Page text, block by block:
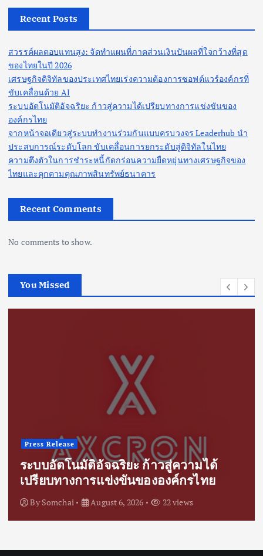
Recent Posts
สวรรค์ผลตอบแทนสูง: จัดทำแผนที่ภาคส่วนเงินปันผลที่ใจกว้างที่สุด
ของไทยในปี 2026
เศรษฐกิจดิจิทัลของประเทศไทยเร่งความต้องการซอฟต์แวร์องค์กรที่
ขับเคลื่อนด้วย AI
ระบบอัตโนมัติอัจฉริยะ ก้าวสู่ความได้เปรียบทางการแข่งขันของ
องค์กรไทย
จากหน้าจอเดียวสู่ระบบทำงานร่วมกันแบบครบวงจร Leaderhub นำ
ประสบการณ์ระดับโลก ขับเคลื่อนการยกระดับสู่ดิจิทัลในไทย
ความตึงตัวในการชำระหนี้กัดกร่อนความยืดหยุ่นทางเศรษฐกิจของ
ไทยและคุกคามคุณภาพสินทรัพย์ธนาคาร
Recent Comments
No comments to show.
You Missed
Press Release
ระบบอัตโนมัติอัจฉริยะ ก้าวสู่ความได้
เปรียบทางการแข่งขันขององค์กรไทย
By Somchai August 6, 2026 22 views